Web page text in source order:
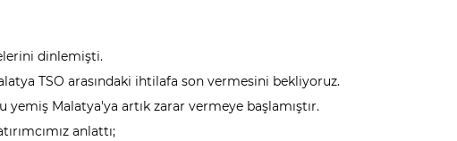
dinlemişti.
TSO arasındaki ihtilafa son vermesini bekliyoruz.
Malatya'ya artık zarar vermeye başlamıştır.
anlattı;